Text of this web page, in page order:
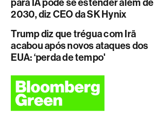
para IA pode se estender além de
2030, diz CEO da SK Hynix
Trump diz que trégua com Irã
acabou após novos ataques dos
EUA: ‘perda de tempo'